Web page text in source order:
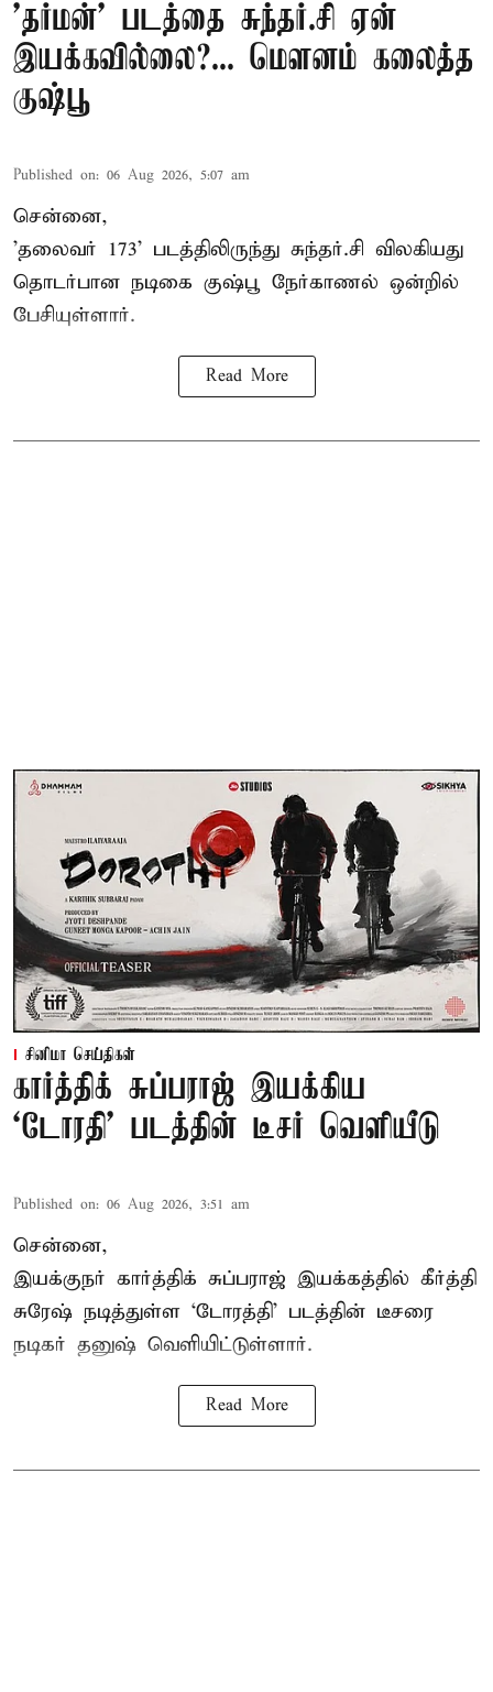
'தர்மன்' படத்தை சுந்தர்.சி ஏன்
இயக்கவில்லை?... மௌனம் கலைத்த
குஷ்பூ
Published on: 06 Aug 2026, 5:07 am
சென்னை,
'தலைவர் 173' படத்திலிருந்து சுந்தர்.சி விலகியது
தொடர்பான நடிகை குஷ்பூ நேர்காணல் ஒன்றில்
பேசியுள்ளார்.
Read More
சினிமா செய்திகள்
கார்த்திக் சுப்பராஜ் இயக்கிய
`டோரதி' படத்தின் டீசர் வெளியீடு
Published on: 06 Aug 2026, 3:51 am
சென்னை,
இயக்குநர் கார்த்திக் சுப்பராஜ் இயக்கத்தில் கீர்த்தி
சுரேஷ் நடித்துள்ள `டோரத்தி' படத்தின் டீசரை
நடிகர் தனுஷ் வெளியிட்டுள்ளார்.
Read More